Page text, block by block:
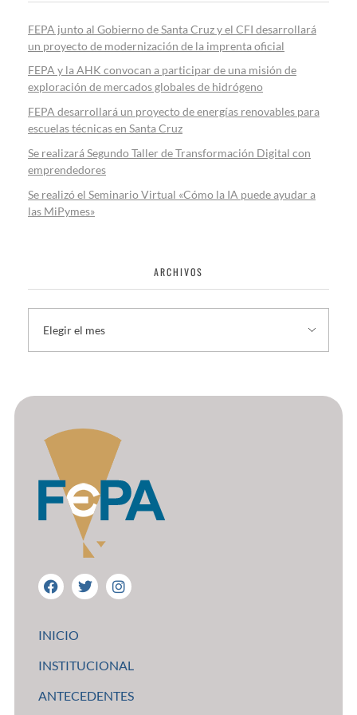
FEPA junto al Gobierno de Santa Cruz y el CFI desarrollará
un proyecto de modernización de la imprenta oficial
FEPA y la AHK convocan a participar de una misión de
exploración de mercados globales de hidrógeno
FEPA desarrollará un proyecto de energías renovables para
escuelas técnicas en Santa Cruz
Se realizará Segundo Taller de Transformación Digital con
emprendedores
Se realizó el Seminario Virtual «Cómo la IA puede ayudar a
las MiPymes»
ARCHIVOS
INICIO
INSTITUCIONAL
ANTECEDENTES